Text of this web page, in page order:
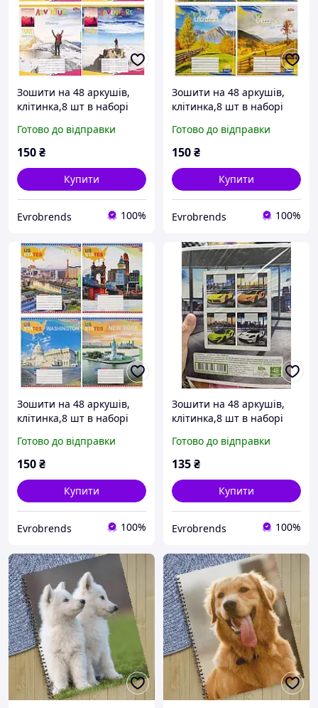
Зошити на 48 аркушів,
клітинка,8 шт в наборі
Готово до відправки
150₴
Купити
Evrobrends 100%
Зошити на 48 аркушів,
клітинка,8 шт в наборі
Готово до відправки
150₴
Купити
Evrobrends 100%
Зошити на 48 аркушів,
клітинка,8 шт в наборі
Готово до відправки
150₴
Купити
Evrobrends 100%
Зошити на 48 аркушів,
клітинка,8 шт в наборі
Готово до відправки
135₴
Купити
Evrobrends 100%